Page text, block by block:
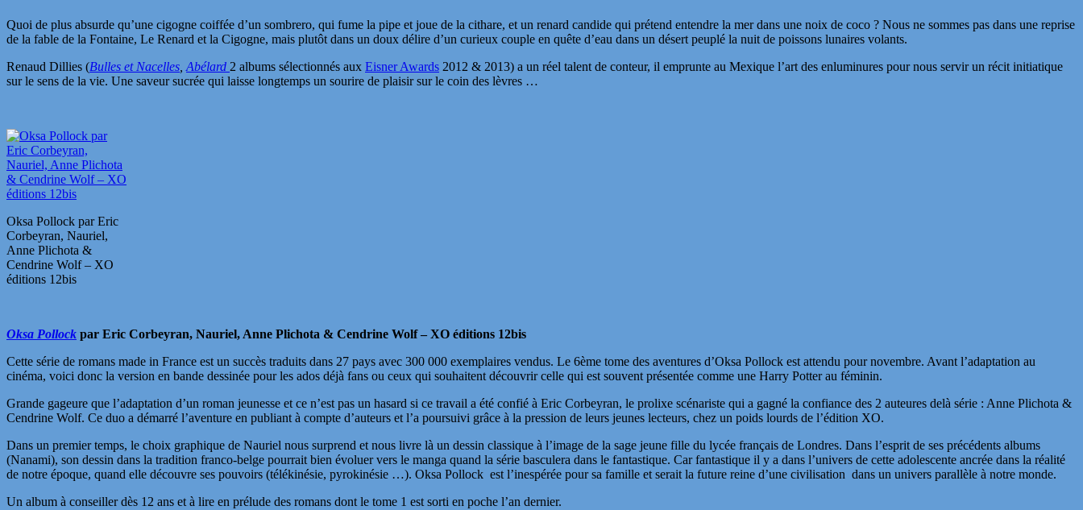
Quoi de plus absurde qu’une cigogne coiffée d’un sombrero, qui fume la pipe et joue de la cithare, et un renard candide qui prétend entendre la mer dans une noix de coco ? Nous ne sommes pas dans une reprise
de la fable de la Fontaine, Le Renard et la Cigogne, mais plutôt dans un doux délire d’un curieux couple en quête d’eau dans un désert peuplé la nuit de poissons lunaires volants.
Renaud Dillies (Bulles et Nacelles Abélard 2 albums sélectionnés aux Eisner Awards 2012 & 2013) a un réel talent de conteur, il emprunte au Mexique l’art des enluminures pour nous servir un récit initiatique
sur le sens de la vie. Une saveur sucrée qui laisse longtemps un sourire de plaisir sur le coin des lèvres …
Oksa Pollock par Eric
Corbeyran, Nauriel,
Anne Plichota &
Cendrine Wolf – XO
éditions 12bis
Oksa Pollock par Eric Corbeyran, Nauriel, Anne Plichota & Cendrine Wolf – XO éditions 12bis
Cette série de romans made in France est un succès traduits dans 27 pays avec 300 000 exemplaires vendus. Le 6ème tome des aventures d’Oksa Pollock est attendu pour novembre. Avant l’adaptation au
cinéma, voici donc la version en bande dessinée pour les ados déjà fans ou ceux qui souhaitent découvrir celle qui est souvent présentée comme une Harry Potter au féminin.
Grande gageure que l’adaptation d’un roman jeunesse et ce n’est pas un hasard si ce travail a été confié à Eric Corbeyran, le prolixe scénariste qui a gagné la confiance des 2 auteures delà série : Anne Plichota &
Cendrine Wolf. Ce duo a démarré l’aventure en publiant à compte d’auteurs et l’a poursuivi grâce à la pression de leurs jeunes lecteurs, chez un poids lourds de l’édition XO.
Dans un premier temps, le choix graphique de Nauriel nous surprend et nous livre là un dessin classique à l’image de la sage jeune fille du lycée français de Londres. Dans l’esprit de ses précédents albums
(Nanami), son dessin dans la tradition franco-belge pourrait bien évoluer vers le manga quand la série basculera dans le fantastique. Car fantastique il y a dans l’univers de cette adolescente ancrée dans la réalité
de notre époque, quand elle découvre ses pouvoirs (télékinésie, pyrokinésie …). Oksa Pollock est l’inespérée pour sa famille et serait la future reine d’une civilisation dans un univers parallèle à notre monde.
Un album à conseiller dès 12 ans et à lire en prélude des romans dont le tome 1 est sorti en poche l’an dernier.